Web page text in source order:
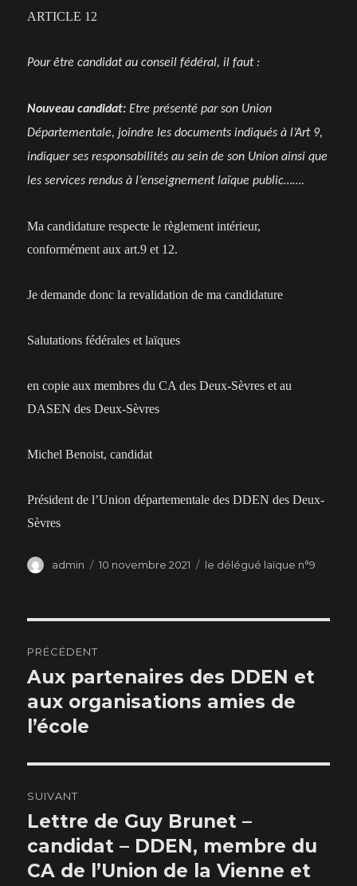
ARTICLE 12
Pour être candidat au conseil fédéral, il faut :
Nouveau candidat:Etre présenté par son Union
Départementale, joindre les documents indiqués à l’Art 9,
indiquer ses responsabilités au sein de son Union ainsi que
les services rendus à l’enseignement laïque public…….
Ma candidature respecte le règlement intérieur,
conformément aux art.9 et 12.
Je demande donc la revalidation de ma candidature
Salutations fédérales et laïques
en copie aux membres du CA des Deux-Sèvres et au
DASEN des Deux-Sèvres
Michel Benoist, candidat
Président de l’Union départementale des DDEN des Deux-
Sèvres
Auteur
admin
Publié
10 novembre 2021 Catégories
le délégué laïque n°9
de
l’article
PRÉCÉDENT
Publication
précédente :
Aux partenaires des DDEN et
aux organisations amies de
l’école
SUIVANT
Publication
suivante :
Lettre de Guy Brunet –
candidat – DDEN, membre du
CA de l’Union de la Vienne et